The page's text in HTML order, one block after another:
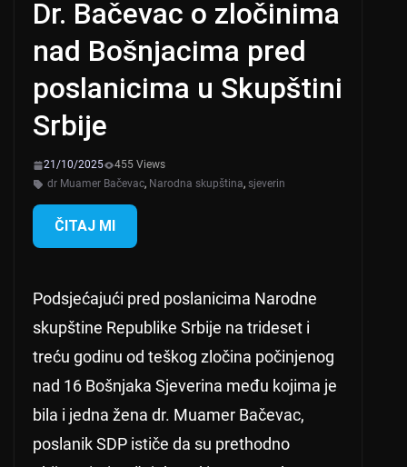
Dr. Bačevac o zločinima
nad Bošnjacima pred
poslanicima u Skupštini
Srbije
21/10/2025
455 Views
dr Muamer Bačevac, Narodna skupština, sjeverin
ČITAJ MI
Podsjećajući pred poslanicima Narodne
skupštine Republike Srbije na trideset i
treću godinu od teškog zločina počinjenog
nad 16 Bošnjaka Sjeverina među kojima je
bila i jedna žena dr. Muamer Bačevac,
poslanik SDP ističe da su prethodno